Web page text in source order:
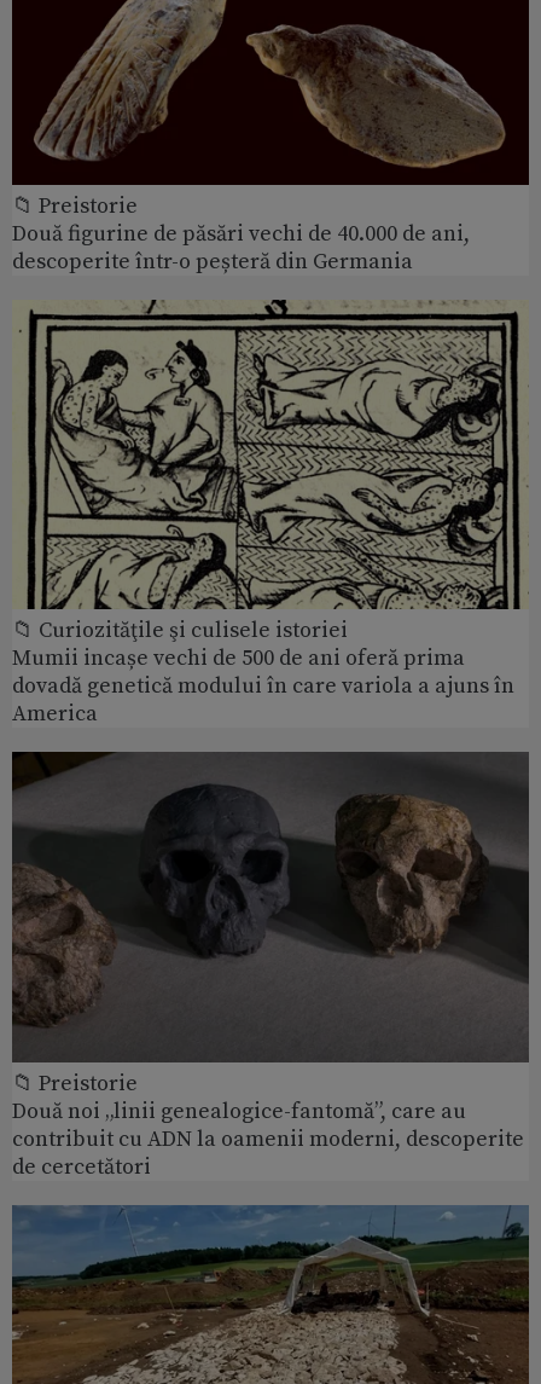
📁 Preistorie
Două figurine de păsări vechi de 40.000 de ani,
descoperite într-o peșteră din Germania
📁 Curiozităţile şi culisele istoriei
Mumii incașe vechi de 500 de ani oferă prima
dovadă genetică modului în care variola a ajuns în
America
📁 Preistorie
Două noi „linii genealogice-fantomă”, care au
contribuit cu ADN la oamenii moderni, descoperite
de cercetători